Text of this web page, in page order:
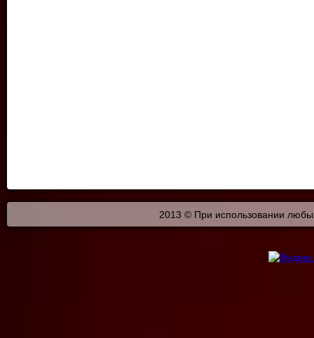
2013 © При использовании